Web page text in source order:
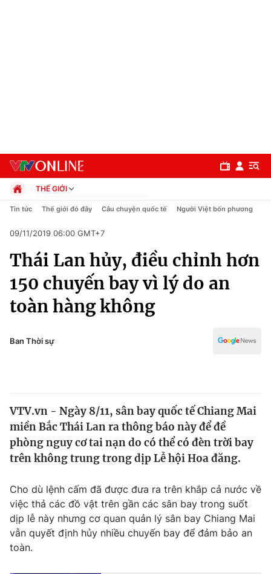
Chuyên mục
Chính trị
Xã hội
Pháp luật
Thế giới
Tin tức
Thế giới đó đây
Câu chuyện quốc tế
Kinh tế
Thị trường
Góc doanh nghiệp
Dữ liệu và đời sống
Truyền hình
Phim VTV
Hậu trường
Giải trí
THẾ GIỚI
Chính trị
Pháp luật
Kinh tế
Thể thao
Truyền hình
Văn hóa - Giải trí
Công nghệ
Tin tức Thế giới đó đây Câu chuyện quốc tế Người Việt bốn phương
09/11/2019 06:00 GMT+7
Thái Lan hủy, điều chỉnh hơn
150 chuyến bay vì lý do an
toàn hàng không
Ban Thời sự
VTV.vn - Ngày 8/11, sân bay quốc tế Chiang Mai
miền Bắc Thái Lan ra thông báo này để đề
phòng nguy cơ tai nạn do có thể có đèn trời bay
trên không trung trong dịp Lễ hội Hoa đăng.
Cho dù lệnh cấm đã được đưa ra trên khắp cả nước về
việc thả các đồ vật trên gần các sân bay trong suốt
dịp lễ này nhưng cơ quan quản lý sân bay Chiang Mai
vẫn quyết định hủy nhiều chuyến bay để đảm bảo an
toàn.